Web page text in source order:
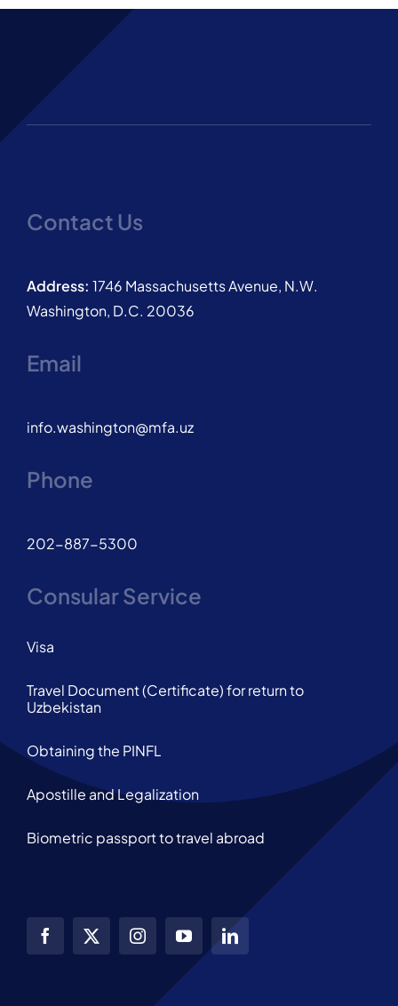
Contact Us
Address: 1746 Massachusetts Avenue, N.W.
Washington, D.C. 20036
Email
info.washington@mfa.uz
Phone
202-887-5300
Consular Service
Visa
Travel Document (Certificate) for return to
Uzbekistan
Obtaining the PINFL
Apostille and Legalization
Biometric passport to travel abroad